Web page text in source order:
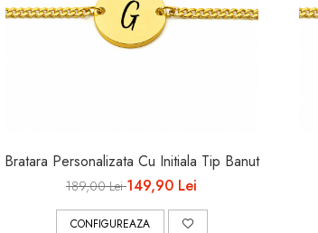
Bratara Personalizata Cu Initiala Tip Banut
189,00 Lei149,90 Lei
CONFIGUREAZA